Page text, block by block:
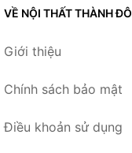
VỀ NỘI THẤT THÀNH ĐÔ
Giới thiệu
Chính sách bảo mật
Điều khoản sử dụng